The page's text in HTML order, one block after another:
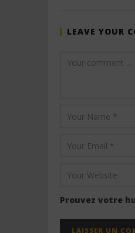
LEAVE YOUR
Prouvez votre